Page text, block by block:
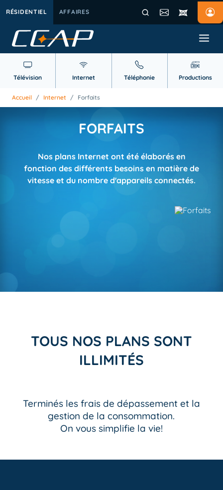
RÉSIDENTIEL AFFAIRES
Télévision Internet Téléphonie Productions
Accueil / Internet / Forfaits
FORFAITS
Nos plans Internet ont été élaborés en
fonction des différents besoins en matière de
vitesse et du nombre d'appareils connectés.
TOUS NOS PLANS SONT
ILLIMITÉS
Terminés les frais de dépassement et la
gestion de la consommation.
On vous simplifie la vie!